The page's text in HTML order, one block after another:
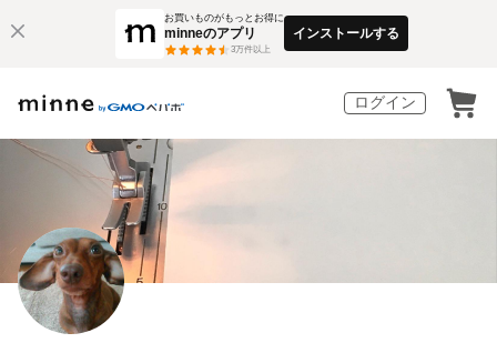
お買いものがもっとお得に
minneのアプリ
3万件以上
インストールする
ログイン